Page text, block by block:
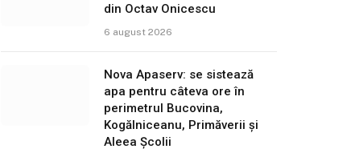
din Octav Onicescu
6 august 2026
Nova Apaserv: se sistează
apa pentru câteva ore în
perimetrul Bucovina,
Kogălniceanu, Primăverii și
Aleea Școlii